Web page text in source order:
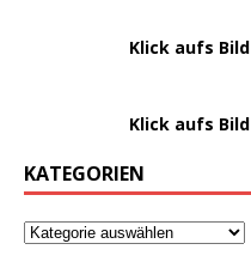
Klick aufs Bild
Klick aufs Bild
KATEGORIEN